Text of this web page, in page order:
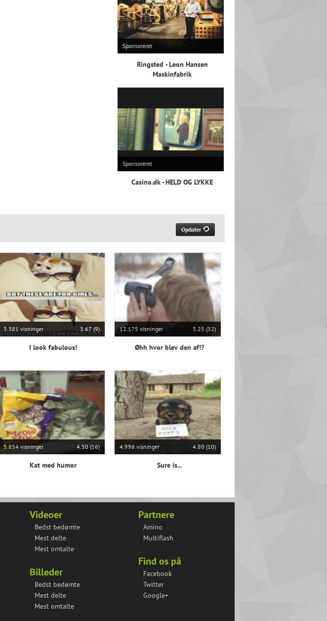
Sponsoreret
Ringsted - Leon Hansen
Maskinfabrik
Sponsoreret
Casino.dk - HELD OG LYKKE
Opdater
3.381 visninger 3.67 (9)
I look fabulous!
12.175 visninger 3.25 (32)
Øhh hvor blev den af!?
5.854 visninger 4.50 (16)
Kat med humor
4.996 visninger 4.80 (10)
Sure is...
Partnere
Amino
Multiflash
Find os på
Facebook
Twitter
Google+
Videoer
Bedst bedømte
Mest delte
Mest omtalte
Billeder
Bedst bedømte
Mest delte
Mest omtalte